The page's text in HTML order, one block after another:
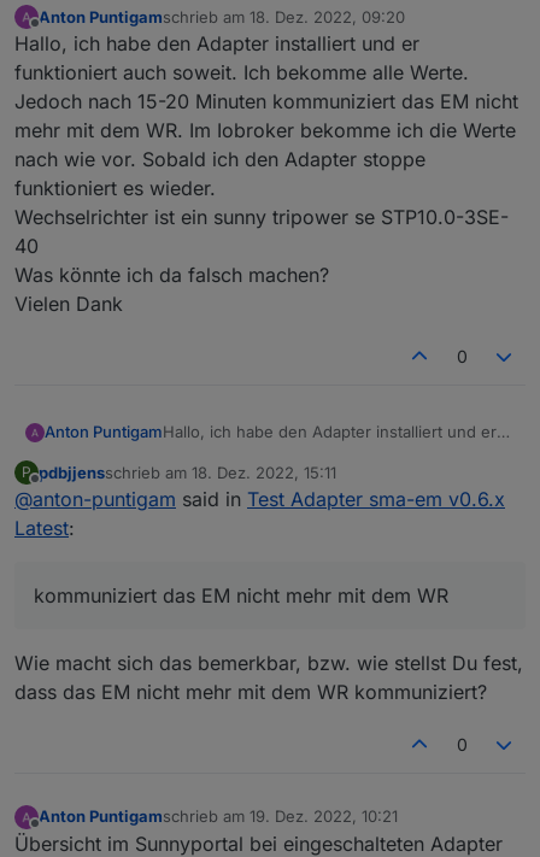
Offline
Anton Puntigamschrieb am 18. Dez. 2022, 09:20
zuletzt editiert von
Hallo, ich habe den Adapter installiert und er
funktioniert auch soweit. Ich bekomme alle Werte.
Jedoch nach 15-20 Minuten kommuniziert das EM nicht
mehr mit dem WR. Im Iobroker bekomme ich die Werte
nach wie vor. Sobald ich den Adapter stoppe
funktioniert es wieder.
Wechselrichter ist ein sunny tripower se STP10.0-3SE-
40
Was könnte ich da falsch machen?
Vielen Dank
0
Anton PuntigamHallo, ich habe den Adapter installiert und er
Werte. Jedoch nach 15-20 Minuten
kommuniziert das EM nicht mehr mit dem WR.
Wechselrichter ist ein sunny tripower se
Vielen Dank
P
Offline
pdbjjensschrieb am 18. Dez. 2022, 15:11
zuletzt editiert von
@anton-puntigam said in Test Adapter sma-em v0.6.x
Latest:
kommuniziert das EM nicht mehr mit dem WR
Wie macht sich das bemerkbar, bzw. wie stellst Du fest,
dass das EM nicht mehr mit dem WR kommuniziert?
0
Offline
Anton Puntigamschrieb am 19. Dez. 2022, 10:21
zuletzt editiert von
Übersicht im Sunnyportal bei eingeschalteten Adapter